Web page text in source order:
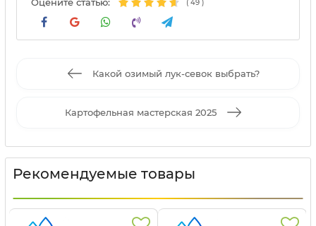
( 49 )
Какой озимый лук-севок выбрать?
Картофельная мастерская 2025
Рекомендуемые товары